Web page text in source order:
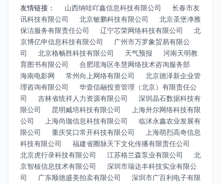
友情链接： 山西纳哇吖鑫信息科技有限公司
长春市友
讯科技有限公司
北京敏鹏科技有限公司
北京圣堡净雅
保洁服务有限责任公司
辽宁芯荣网络科技有限公司
北
京博亿申信息科技有限公司
广州市万罗象贸易有限公
司
北京格畅胜科技有限公司 天气预报
河南天明教
育图书有限公司
合肥瑶海区冬慧网络技术咨询服务部
海南电影网
常州向上网络有限公司
北京德泽新企业管
理咨询有限公司
华壹信融投资管理（北京）有限责任公
司
吉林省统祥人力资源有限公司
深圳晶石数据科技有
限公司
昆明臧培科技有限公司
上海卅尔网络科技有限
公司
上海尚珈信息科技有限公司
临沭永鑫农业发展有
限公司
重庆笑口常开科技有限公司
上海萌烈高奇信息
科技有限公司
福建省圈脉天下文化传播有限责任公司
北京虎行录科技有限公司
江苏格兰森泵业有限公司
北
京智核信息技术有限公司
深圳市瑞达丰科技实业有限公
司
广东顺德盛美拍卖有限公司
深圳市广百利电子有限